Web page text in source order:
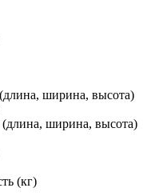
ширина, высота)
ширина, высота)
(кг)